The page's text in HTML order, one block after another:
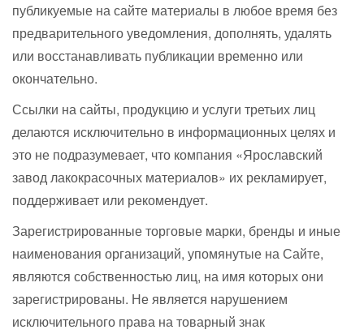
публикуемые на сайте материалы в любое время без
предварительного уведомления, дополнять, удалять
или восстанавливать публикации временно или
окончательно.
Ссылки на сайты, продукцию и услуги третьих лиц
делаются исключительно в информационных целях и
это не подразумевает, что компания «Ярославский
завод лакокрасочных материалов» их рекламирует,
поддерживает или рекомендует.
Зарегистрированные торговые марки, бренды и иные
наименования организаций, упомянутые на Сайте,
являются собственностью лиц, на имя которых они
зарегистрированы. Не является нарушением
исключительного права на товарный знак